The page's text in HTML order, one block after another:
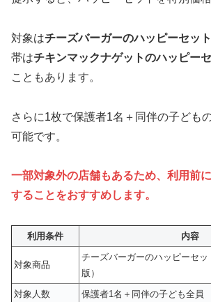
対象はチーズバーガーのハッピーセット
帯はチキンマックナゲットのハッピー
こともあります。
さらに1枚で保護者1名＋同伴の子ども
可能です。
一部対象外の店舗もあるため、利用前
することをおすすめします。
利用条件 内容
対象商品
チーズバーガーのハッピーセッ
版）
対象人数
保護者1名＋同伴の子ども全員